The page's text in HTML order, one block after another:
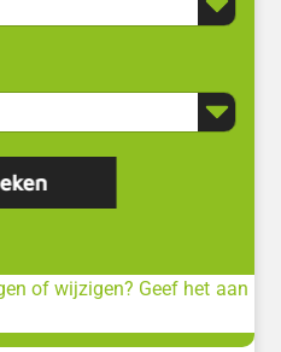
of wijzigen? Geef het aan